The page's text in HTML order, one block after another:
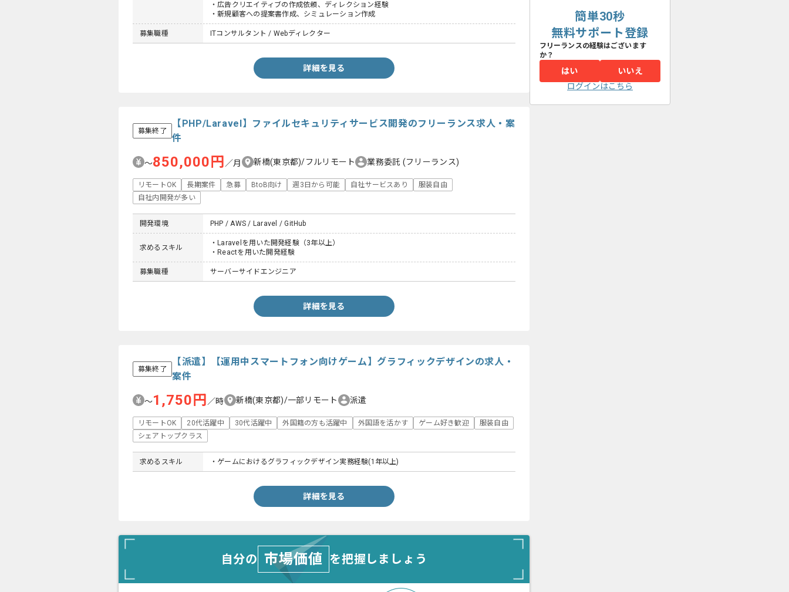
・広告クリエイティブの作成依頼、ディレクション経験
・新規顧客への提案書作成、シミュレーション作成
募集職種 ITコンサルタント / Webディレクター
詳細を見る
募集終了
【PHP/Laravel】ファイルセキュリティサービス開発のフリーランス求人・案
件
〜850,000円 ／月 新橋(東京都)/フルリモート 業務委託 (フリーランス)
リモートOK 長期案件 急募 BtoB向け 週3日から可能 自社サービスあり
服装自由
自社内開発が多い
開発環境 PHP / AWS / Laravel / GitHub
求めるスキル
・Laravelを用いた開発経験（3年以上）
・Reactを用いた開発経験
募集職種 サーバーサイドエンジニア
詳細を見る
募集終了
【派遣】【運用中スマートフォン向けゲーム】グラフィックデザインの求人・
案件
〜1,750円／時 新橋(東京都)/一部リモート 派遣
リモートOK 20代活躍中 30代活躍中 外国籍の方も活躍中 外国語を活かす ゲーム好き歓迎
服装自由
シェアトップクラス
求めるスキル ・ゲームにおけるグラフィックデザイン実務経験(1年以上)
詳細を見る
自分の 市場価値 を把握しましょう
簡単30秒
無料サポート登録
フリーランスの経験はございます
か？
はい
いいえ
ログインはこちら